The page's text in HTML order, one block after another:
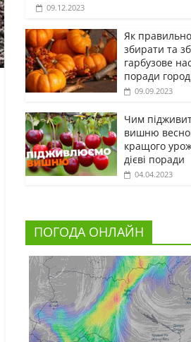
09.12.2023
Як правильно
збирати та
гарбузове
поради
09.09.2023
Чим
вишню
кращого
дієві поради
04.04.2023
ПОГОДА ОНЛАЙН